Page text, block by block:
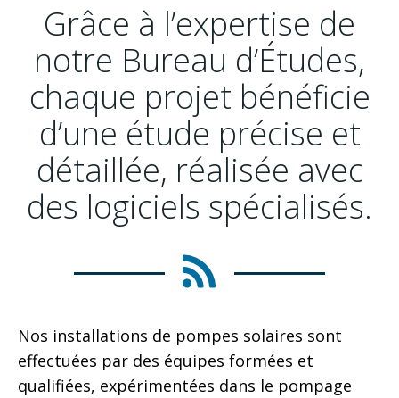
Grâce à l’expertise de
notre Bureau d’Études,
chaque projet bénéficie
d’une étude précise et
détaillée, réalisée avec
des logiciels spécialisés.
Nos installations de pompes solaires sont
effectuées par des équipes formées et
qualifiées, expérimentées dans le pompage